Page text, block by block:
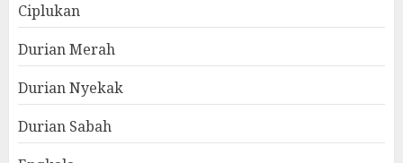
Ciplukan
Durian Merah
Durian Nyekak
Durian Sabah